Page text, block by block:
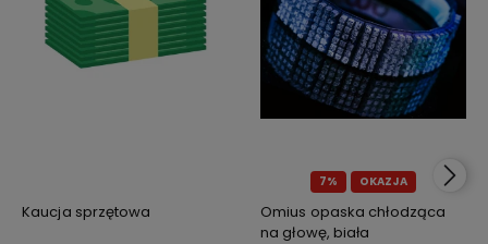
Kaucja sprzętowa
7% OKAZJA
Omius opaska chłodząca
na głowę, biała